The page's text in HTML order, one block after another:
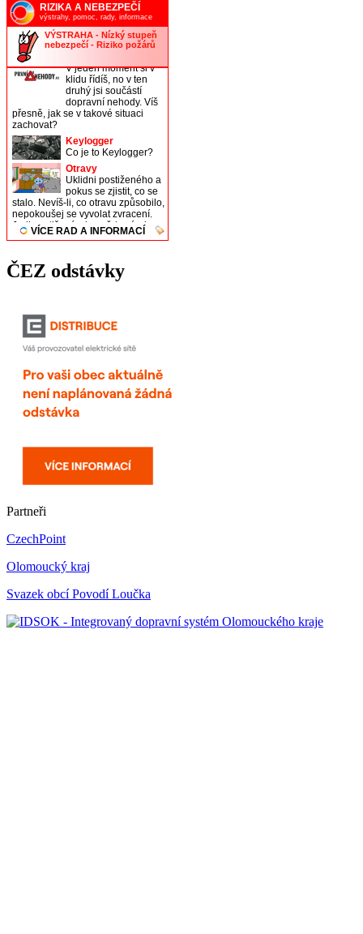
ČEZ odstávky
Partneři
CzechPoint
Olomoucký kraj
Svazek obcí Povodí Loučka